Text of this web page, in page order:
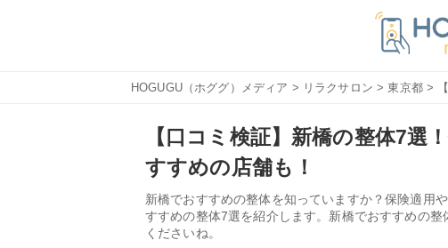
HOGUGU（ホググ）メディア > リラクサロン >東京都> 【
【口コミ検証】新橋の整体7選
すすめの店舗も！
新橋でおすすめの整体を知っていますか？保険適用
すすめの整体7選を紹介します。新橋でおすすめの
くださいね。